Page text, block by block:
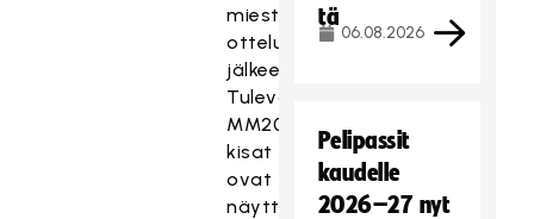
miesten
ottelun
jälkeen.
Tulevat
MM2020-
kisat
ovat
näyttävästi
tä
06.08.2026
Pelipassit
kaudelle
2026–27 nyt